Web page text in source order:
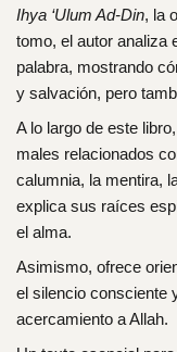
Ihya ‘Ulum Ad-Din, la
tomo, el autor analiza
palabra, mostrando
y salvación, pero
A lo largo de este
males relacionados
calumnia, la mentira,
explica sus raíces
el alma.
Asimismo, ofrece
el silencio consciente
acercamiento a Allah.